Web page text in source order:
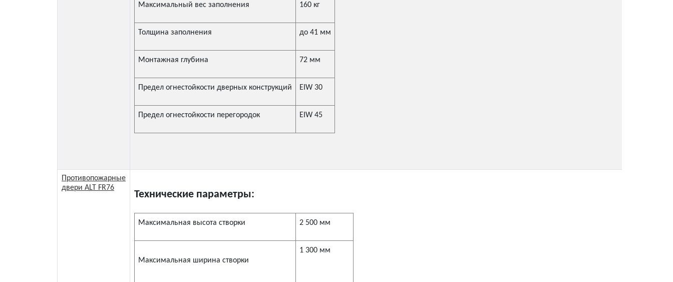
Максимальный вес заполнения 160 кг
Толщина заполнения до 41 мм
Монтажная глубина 72 мм
Предел огнестойкости дверных конструкций EIW 30
Предел огнестойкости перегородок EIW 45
Противопожарные
двери ALT FR76
Технические параметры:
Максимальная высота створки 2 500 мм
Максимальная ширина створки
1 300 мм